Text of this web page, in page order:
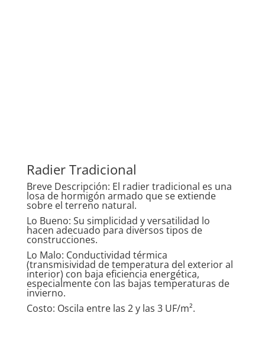
Radier Tradicional
Breve Descripción: El radier tradicional es una
losa de hormigón armado que se extiende
sobre el terreno natural.
Lo Bueno: Su simplicidad y versatilidad lo
hacen adecuado para diversos tipos de
construcciones.
Lo Malo: Conductividad térmica
(transmisividad de temperatura del exterior al
interior) con baja eficiencia energética,
especialmente con las bajas temperaturas de
invierno.
Costo: Oscila entre las 2 y las 3 UF/m².